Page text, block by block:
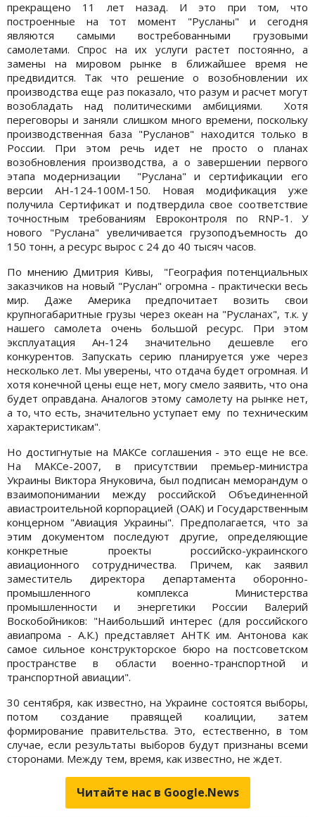
прекращено 11 лет назад. И это при том, что
построенные на тот момент "Русланы" и сегодня
являются самыми востребованными грузовыми
самолетами. Спрос на их услуги растет постоянно, а
замены на мировом рынке в ближайшее время не
предвидится. Так что решение о возобновлении их
производства еще раз показало, что разум и расчет могут
возобладать над политическими амбициями. Хотя
переговоры и заняли слишком много времени, поскольку
производственная база "Русланов" находится только в
России. При этом речь идет не просто о планах
возобновления производства, а о завершении первого
этапа модернизации "Руслана" и сертификации его
версии АН-124-100М-150. Новая модификация уже
получила Сертификат и подтвердила свое соответствие
точностным требованиям Евроконтроля по RNP-1. У
нового "Руслана" увеличивается грузоподъемность до
150 тонн, а ресурс вырос с 24 до 40 тысяч часов.
По мнению Дмитрия Кивы, "География потенциальных
заказчиков на новый "Руслан" огромна - практически весь
мир. Даже Америка предпочитает возить свои
крупногабаритные грузы через океан на "Русланах", т.к. у
нашего самолета очень большой ресурс. При этом
эксплуатация Ан-124 значительно дешевле его
конкурентов. Запускать серию планируется уже через
несколько лет. Мы уверены, что отдача будет огромная. И
хотя конечной цены еще нет, могу смело заявить, что она
будет оправдана. Аналогов этому самолету на рынке нет,
а то, что есть, значительно уступает ему по техническим
характеристикам".
Но достигнутые на МАКСе соглашения - это еще не все.
На МАКСе-2007, в присутствии премьер-министра
Украины Виктора Януковича, был подписан меморандум о
взаимопонимании между российской Объединенной
авиастроительной корпорацией (ОАК) и Государственным
концерном "Авиация Украины". Предполагается, что за
этим документом последуют другие, определяющие
конкретные проекты российско-украинского
авиационного сотрудничества. Причем, как заявил
заместитель директора департамента оборонно-
промышленного комплекса Министерства
промышленности и энергетики России Валерий
Воскобойников: "Наибольший интерес (для российского
авиапрома - А.К.) представляет АНТК им. Антонова как
самое сильное конструкторское бюро на постсоветском
пространстве в области военно-транспортной и
транспортной авиации".
30 сентября, как известно, на Украине состоятся выборы,
потом создание правящей коалиции, затем
формирование правительства. Это, естественно, в том
случае, если результаты выборов будут признаны всеми
сторонами. Между тем, время, как известно, не ждет.
Читайте нас в Google.News